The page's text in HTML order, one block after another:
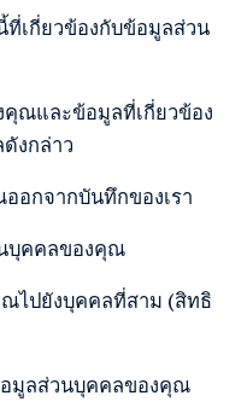
เกี่ยวข้องกับข้อมูลส่วน
ณและข้อมูลที่เกี่ยวข้อง
งกล่าว
อกจากบันทึกของเรา
บุคคลของคุณ
ไปยังบุคคลที่สาม (สิทธิ
อมูลส่วนบุคคลของคุณ